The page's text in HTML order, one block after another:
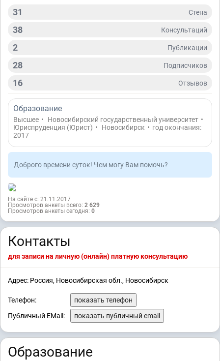
31 Стена
38 Консультаций
2 Публикации
28 Подписчиков
16 Отзывов
Образование
Высшее • Новосибирский государственный университет •
Юриспруденция (Юрист) • Новосибирск • год окончания:
2017
Доброго времени суток! Чем могу Вам помочь?
На сайте с: 21.11.2017
Просмотров анкеты всего: 2 629
Просмотров анкеты сегодня: 0
Контакты
для записи на личную (онлайн) платную консультацию
Адрес: Россия, Новосибирская обл., Новосибирск
Телефон:
показать телефон
Публичный EMail:
показать публичный email
Образование